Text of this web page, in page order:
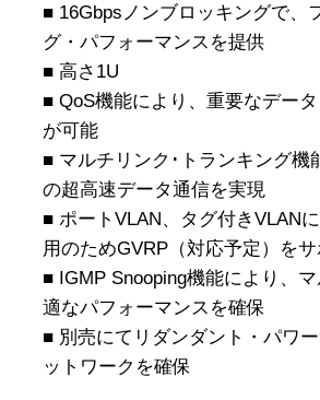
■ 16Gbpsノンブロッキングで、
グ・パフォーマンスを提供
■ 高さ1U
■ QoS機能により、重要なデー
が可能
■ マルチリンク･トランキング
の超高速データ通信を実現
■ ポートVLAN、タグ付きVLAN
用のためGVRP（対応予定）を
■ IGMP Snooping機能により、
適なパフォーマンスを確保
■ 別売にてリダンダント・パワ
ットワークを確保